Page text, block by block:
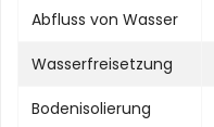
Abfluss von Wasser
Wasserfreisetzung
Bodenisolierung